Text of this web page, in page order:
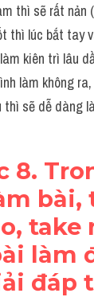
thì sẽ rất
thì lúc bắt tay
kiên trì lâu
làm không
thì sẽ dễ dàng
8.
bài,
take
làm
đáp